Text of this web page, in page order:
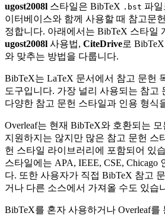
ugost2008l 스타일은 BibTeX .bst 파
이터베이스와 함께 사용할 때 참고문
정합니다. 아래에서는 BibTeX 스타일
ugost2008l 사용법, CiteDrive로
와 맞추는 방법을 다룹니다.
BibTeX는 LaTeX 문서에서 참고 문헌
도구입니다. 가장 널리 사용되는 참고
다양한 참고 문헌 스타일과 인용 형식
Overleaf는 현재 BibTeX와 호환되는
지원하지는 않지만 많은 참고 문헌 스
헌 스타일 라이브러리에 포함되어 있
스타일에는 APA, IEEE, CSE, Chicago
다. 또한 사용자가 직접 BibTeX 참고
거나 다른 소스에서 가져올 수도 있습
BibTeX를 혼자 사용하거나 Overleaf